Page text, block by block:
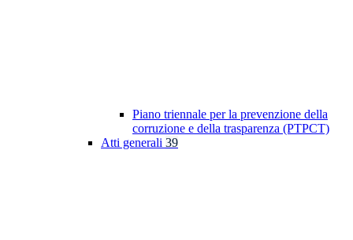
Piano triennale per la prevenzione della
corruzione e della trasparenza (PTPCT)
Atti generali 39